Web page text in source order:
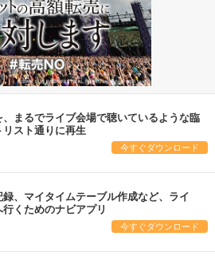
、まるでライブ会場で聴いているような臨
リスト通りに再生
今すぐダウンロード
録、マイタイムテーブル作成など、ライ
くためのナビアプリ
今すぐダウンロード